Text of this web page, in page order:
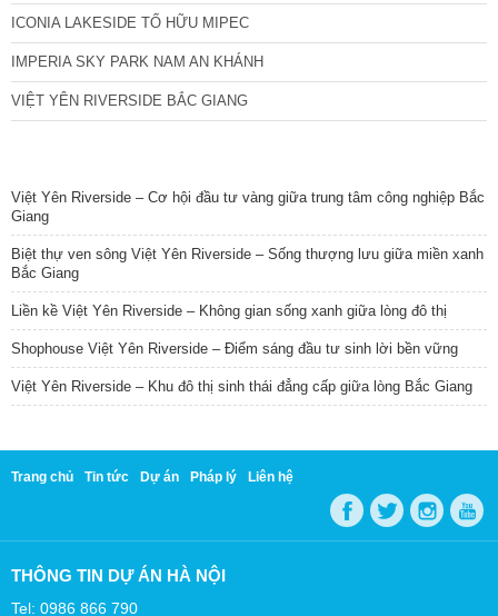
ICONIA LAKESIDE TỐ HỮU MIPEC
IMPERIA SKY PARK NAM AN KHÁNH
VIỆT YÊN RIVERSIDE BẮC GIANG
Việt Yên Riverside – Cơ hội đầu tư vàng giữa trung tâm công nghiệp Bắc
Giang
Biệt thự ven sông Việt Yên Riverside – Sống thượng lưu giữa miền xanh
Bắc Giang
Liền kề Việt Yên Riverside – Không gian sống xanh giữa lòng đô thị
Shophouse Việt Yên Riverside – Điểm sáng đầu tư sinh lời bền vững
Việt Yên Riverside – Khu đô thị sinh thái đẳng cấp giữa lòng Bắc Giang
Trang chủ Tin tức Dự án Pháp lý Liên hệ
THÔNG TIN DỰ ÁN HÀ NỘI
Tel: 0986 866 790